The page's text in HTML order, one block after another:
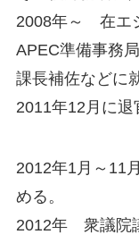
2008年～ 在エ
APEC準備事務
課長補佐などに
2011年12月に退
2012年1月～11
める。
2012年 衆議院